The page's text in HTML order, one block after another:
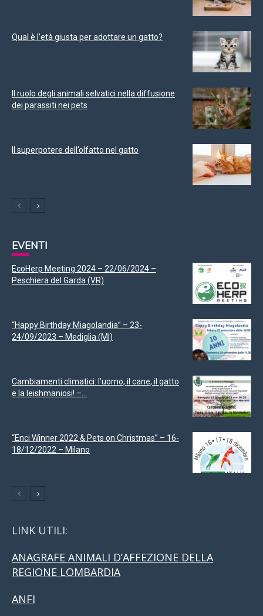
Qual è l’età giusta per adottare un gatto?
Il ruolo degli animali selvatici nella diffusione
dei parassiti nei pets
Il superpotere dell’olfatto nel gatto
EVENTI
EcoHerp Meeting 2024 – 22/06/2024 –
Peschiera del Garda (VR)
“Happy Birthday Miagolandia” – 23-
24/09/2023 – Mediglia (MI)
Cambiamenti climatici: l’uomo, il cane, il gatto
e la leishmaniosi! –...
“Enci Winner 2022 & Pets on Christmas” – 16-
18/12/2022 – Milano
LINK UTILI:
ANAGRAFE ANIMALI D’AFFEZIONE DELLA
REGIONE LOMBARDIA
ANFI